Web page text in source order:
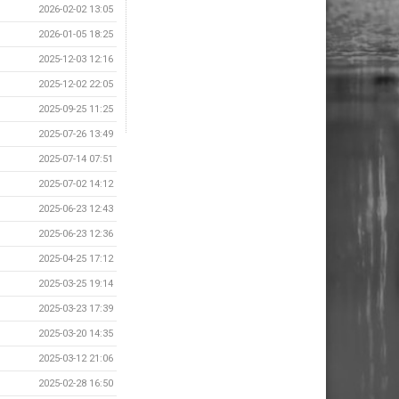
2026-02-02 13:05
2026-01-05 18:25
2025-12-03 12:16
2025-12-02 22:05
2025-09-25 11:25
2025-07-26 13:49
2025-07-14 07:51
2025-07-02 14:12
2025-06-23 12:43
2025-06-23 12:36
2025-04-25 17:12
2025-03-25 19:14
2025-03-23 17:39
2025-03-20 14:35
2025-03-12 21:06
2025-02-28 16:50